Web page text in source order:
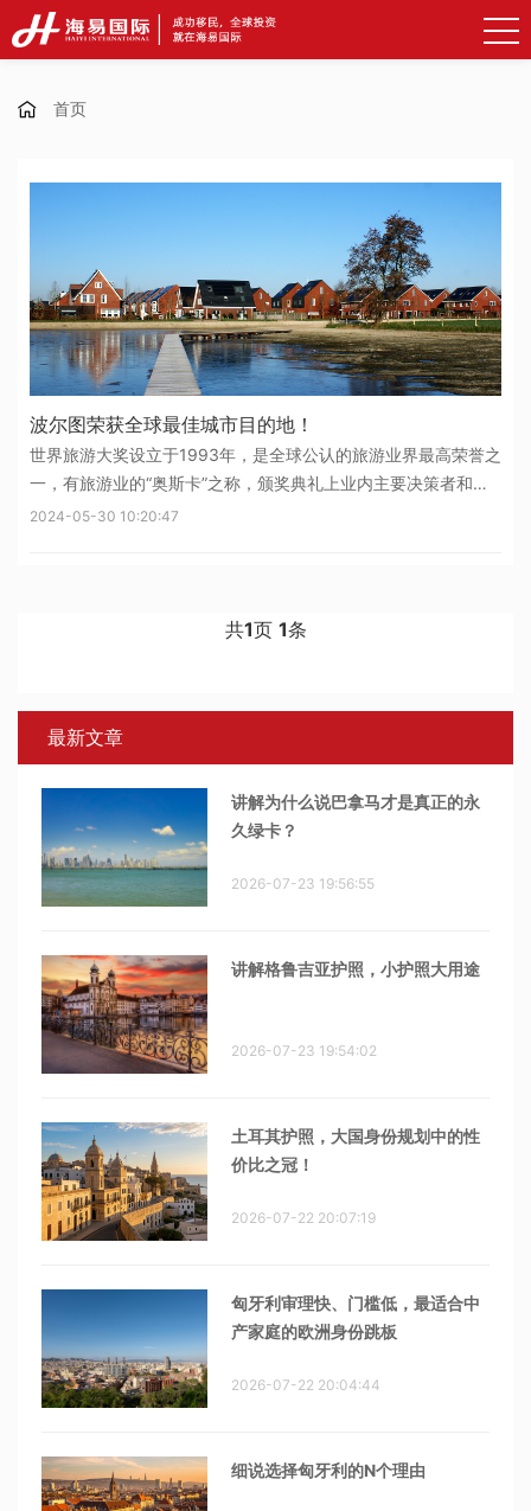
首页
波尔图荣获全球最佳城市目的地！
世界旅游大奖设立于1993年，是全球公认的旅游业界最高荣誉之
一，有旅游业的“奥斯卡”之称，颁奖典礼上业内主要决策者和知
名人士齐聚一堂。去年全球最佳城市的角逐中，波尔图力压迪拜
2024-05-30 10:20:47
共1页 1条
最新文章
讲解为什么说巴拿马才是真正的永
久绿卡？
2026-07-23 19:56:55
讲解格鲁吉亚护照，小护照大用途
2026-07-23 19:54:02
土耳其护照，大国身份规划中的性
价比之冠！
2026-07-22 20:07:19
匈牙利审理快、门槛低，最适合中
产家庭的欧洲身份跳板
2026-07-22 20:04:44
细说选择匈牙利的N个理由